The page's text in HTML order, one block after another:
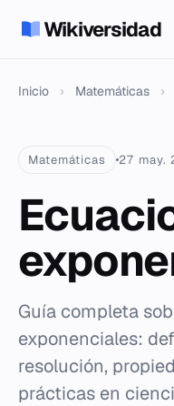
Wikiversidad
Inicio › Matemáticas ›
Matemáticas 27 may.
Guía completa
exponenciales:
resolución,
prácticas en